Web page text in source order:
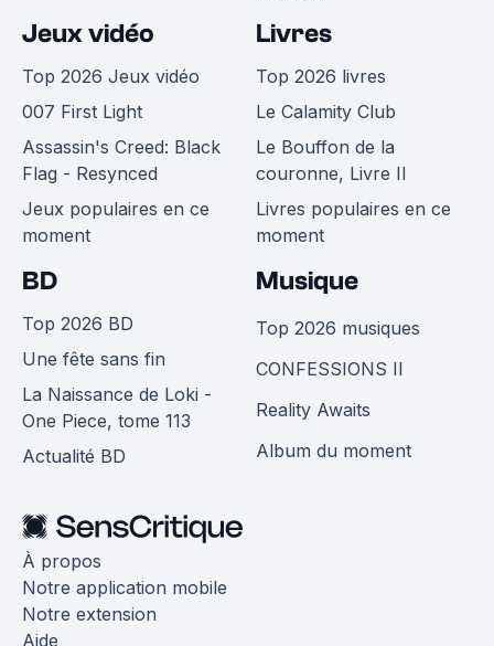
Jeux vidéo
Top 2026 Jeux vidéo
007 First Light
Assassin's Creed: Black
Flag - Resynced
Jeux populaires en ce
moment
Livres
Top 2026 livres
Le Calamity Club
Le Bouffon de la
couronne, Livre II
Livres populaires en ce
moment
BD
Top 2026 BD
Une fête sans fin
La Naissance de Loki -
One Piece, tome 113
Actualité BD
Musique
Top 2026 musiques
CONFESSIONS II
Reality Awaits
Album du moment
À propos
Notre application mobile
Notre extension
Aide